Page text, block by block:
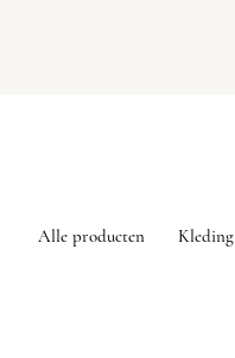
Alle producten Kleding